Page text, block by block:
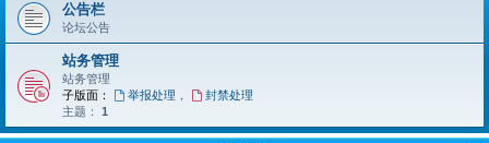
公告栏​​
论坛公告
站务管理
站务管理
子版面：
举报处理 ，
封禁处理
主题： 1